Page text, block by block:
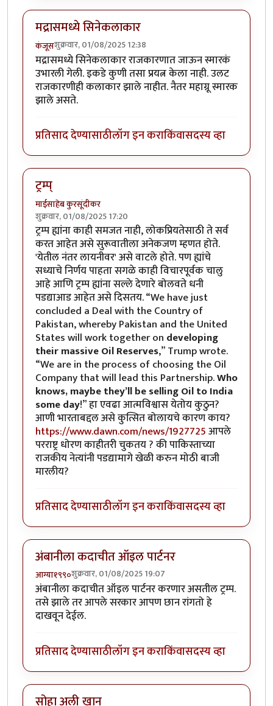
मद्रासमध्ये सिनेकलाकार
कंजूसशुक्रवार, 01/08/2025 12:38
मद्रासमध्ये सिनेकलाकार राजकारणात जाऊन स्मारकं
उभारली गेली. इकडे कुणी तसा प्रयत्न केला नाही. उलट
राजकारणीही कलाकार झाले नाहीत. नैतर महाग्रू स्मारक
झाले असते.
प्रतिसाद देण्यासाठीलॉग इन कराकिंवासदस्य व्हा
ट्रम्प्
माईसाहेब कुरसूंदीकर
शुक्रवार, 01/08/2025 17:20
ट्रम्प ह्यांना काही समजत नाही, लोकप्रियतेसाठी ते सर्व
करत आहेत असे सुरूवातीला अनेकजण म्हणत होते.
'येतील नंतर लायनीवर' असे वाटले होते. पण ह्यांचे
सध्याचे निर्णय पाहता सगळे काही विचारपूर्वक चालु
आहे आणि ट्रम्प ह्यांना सल्ले देणारे बोलवते धनी
पडद्याआड आहेत असे दिसतय. “We have just
concluded a Deal with the Country of
Pakistan, whereby Pakistan and the United
States will work together on developing
their massive Oil Reserves,” Trump wrote.
“We are in the process of choosing the Oil
Company that will lead this Partnership.Who
knows, maybe they’ll be selling Oil to India
some day!” हा एवढा आत्मविश्वास येतोय कुठुन?
आणी भारताबद्दल असे कुत्सित बोलायचे कारण काय?
https://www.dawn.com/news/1927725आपले
परराष्ट्र धोरण काहीतरी चुकतय ? की पाकिस्ताच्या
राजकीय नेत्यांनी पडद्यामागे खेळी करुन मोठी बाजी
मारलीय?
प्रतिसाद देण्यासाठीलॉग इन कराकिंवासदस्य व्हा
अंबानीला कदाचीत ऑइल पार्टनर
आग्या१९९०शुक्रवार, 01/08/2025 19:07
अंबानीला कदाचीत ऑइल पार्टनर करणार असतील ट्रम्प.
तसे झाले तर आपले सरकार आपण छान रांगतो हे
दाखवून देईल.
प्रतिसाद देण्यासाठीलॉग इन कराकिंवासदस्य व्हा
सोहा अली खान